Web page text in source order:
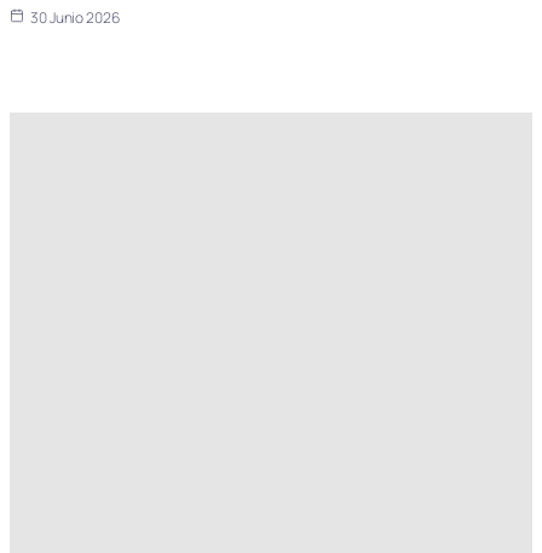
30 Junio 2026